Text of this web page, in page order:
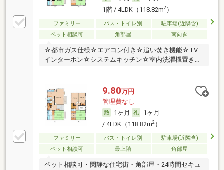
1階 / 4LDK（118.82m2）
ファミリー バス・トイレ別
駐車場(近隣含)
ペット相談可
角部屋 南向き
☆都市ガス仕様☆エアコン付き☆追い焚き機能☆TV
インターホン☆システムキッチン☆室内洗濯機置き場
9.80万円
管理費なし
1ヶ月
1ヶ月
/ 4LDK（118.82m2）
ファミリー バス・トイレ別
駐車場(近隣含)
ペット相談可
最上階 角部屋
ペット相談可・閑静な住宅街・角部屋・24時間セキュ